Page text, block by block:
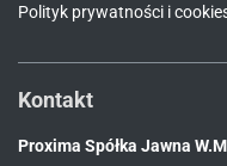
Polityk prywatności i
Kontakt
Proxima Spółka Jawna